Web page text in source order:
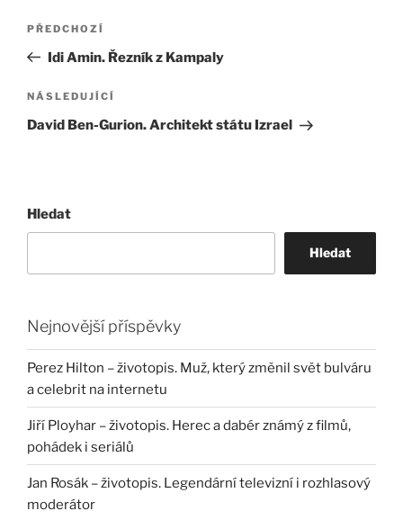
Navigace
příspěvek
Předchozí
příspěvek
PŘEDCHOZÍ
Idi Amin. Řezník z Kampaly
Následující
příspěvek
NÁSLEDUJÍCÍ
David Ben-Gurion. Architekt státu Izrael
Hledat
Hledat
Nejnovější příspěvky
Perez Hilton – životopis. Muž, který změnil svět bulváru
a celebrit na internetu
Jiří Ployhar – životopis. Herec a dabér známý z filmů,
pohádek i seriálů
Jan Rosák – životopis. Legendární televizní i rozhlasový
moderátor